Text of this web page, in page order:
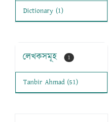
Dictionary (1)
লেখকসমূহ 1
Tanbir Ahmad (51)